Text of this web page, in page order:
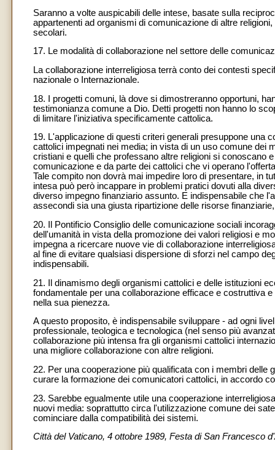
Saranno a volte auspicabili delle intese, basate sulla
appartenenti ad organismi di comunicazione di altre
secolari.
17. Le modalità di collaborazione nel settore delle
La collaborazione interreligiosa terrà conto dei contesti
nazionale o Internazionale.
18. I progetti comuni, là dove si dimostreranno opportuni,
testimonianza comune a Dio. Detti progetti non hanno lo
di limitare l'iniziativa specificamente cattolica.
19. L'applicazione di questi criteri generali presuppone una
cattolici impegnati nei media; in vista di un uso comune dei
cristiani e quelli che professano altre religioni si conoscano
comunicazione e da parte dei cattolici che vi operano
Tale compito non dovrà mai impedire loro di presentare, in
intesa può però incappare in problemi pratici dovuti alla
diverso impegno finanziario assunto. E indispensabile che
assecondi sia una giusta ripartizione delle risorse
20. Il Pontificio Consiglio delle comunicazione sociali
dell'umanità in vista della promozione dei valori religiosi e
impegna a ricercare nuove vie di collaborazione
al fine di evitare qualsiasi dispersione di sforzi nel campo
indispensabili.
21. Il dinamismo degli organismi cattolici e delle istituzioni
fondamentale per una collaborazione efficace e costruttiva
nella sua pienezza.
A questo proposito, è indispensabile sviluppare - ad ogni
professionale, teologica e tecnologica (nel senso più
collaborazione più intensa fra gli organismi cattolici
una migliore collaborazione con altre religioni.
22. Per una cooperazione più qualificata con i membri
curare la formazione dei comunicatori cattolici, in accordo
23. Sarebbe egualmente utile una cooperazione
nuovi media: soprattutto circa l'utilizzazione comune dei
cominciare dalla compatibilità dei sistemi.
Città del Vaticano, 4 ottobre 1989, Festa di San Francesco